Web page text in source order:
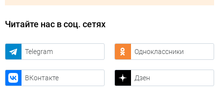
Читайте нас в соц. сетях
Telegram Одноклассники
ВКонтакте Дзен